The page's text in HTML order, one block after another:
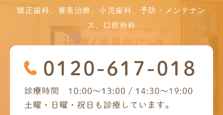
矯正歯科、審美治療、小児歯科、予防・メンテナン
ス、口腔外科